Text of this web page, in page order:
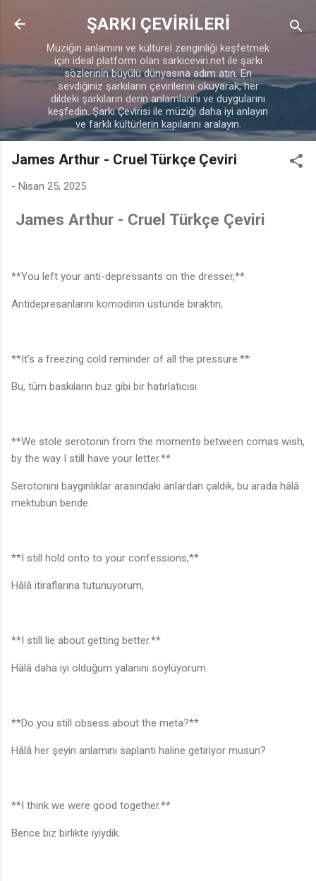
Ana içeriğe atla
ŞARKI ÇEVİRİLERİ
Müziğin anlamını ve kültürel zenginliği keşfetmek
için ideal platform olan sarkiceviri.net ile şarkı
sözlerinin büyülü dünyasına adım atın. En
sevdiğiniz şarkıların çevirilerini okuyarak, her
dildeki şarkıların derin anlamlarını ve duygularını
keşfedin. Şarkı Çevirisi ile müziği daha iyi anlayın
ve farklı kültürlerin kapılarını aralayın.
James Arthur - Cruel Türkçe Çeviri
- Nisan 25, 2025
James Arthur - Cruel Türkçe Çeviri
**You left your anti-depressants on the dresser,**
Antidepresanlarını komodinin üstünde bıraktın,
**It’s a freezing cold reminder of all the pressure.**
Bu, tüm baskıların buz gibi bir hatırlatıcısı.
**We stole serotonin from the moments between comas wish,
by the way I still have your letter.**
Serotonini baygınlıklar arasındaki anlardan çaldık, bu arada hâlâ
mektubun bende.
**I still hold onto to your confessions,**
Hâlâ itiraflarına tutunuyorum,
**I still lie about getting better.**
Hâlâ daha iyi olduğum yalanını söylüyorum.
**Do you still obsess about the meta?**
Hâlâ her şeyin anlamını saplantı haline getiriyor musun?
**I think we were good together.**
Bence biz birlikte iyiydik.